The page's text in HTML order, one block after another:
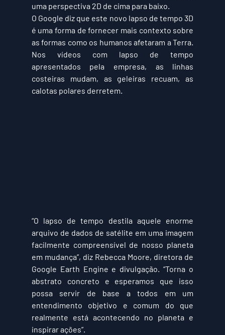
uma perspectiva 2D de cima para baixo.
O Google diz que este novo lapso de tempo 3D
é uma forma de fornecer mais contexto sobre
as formas como os humanos afetaram a Terra.
Nos vídeos com lapso de tempo
apresentados pela empresa, as linhas
costeiras mudam, as geleiras recuam, as
calotas polares derretem.
“O lapso de tempo destila aquele enorme
arquivo de dados de satélite em uma imagem
facilmente compreensível de nosso planeta
em mudança”, diz Rebecca Moore, diretora de
Google Earth Engine e divulgação. “Torna o
abstrato concreto e esperamos que isso
possa servir de base a todos em um
entendimento objetivo e comum do que
realmente está acontecendo no planeta e
inspirar ações”.